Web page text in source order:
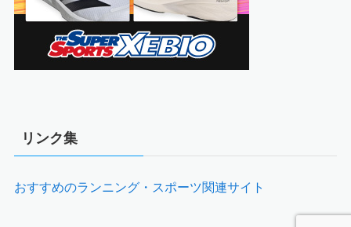
リンク集
おすすめのランニング・スポーツ関連サイト